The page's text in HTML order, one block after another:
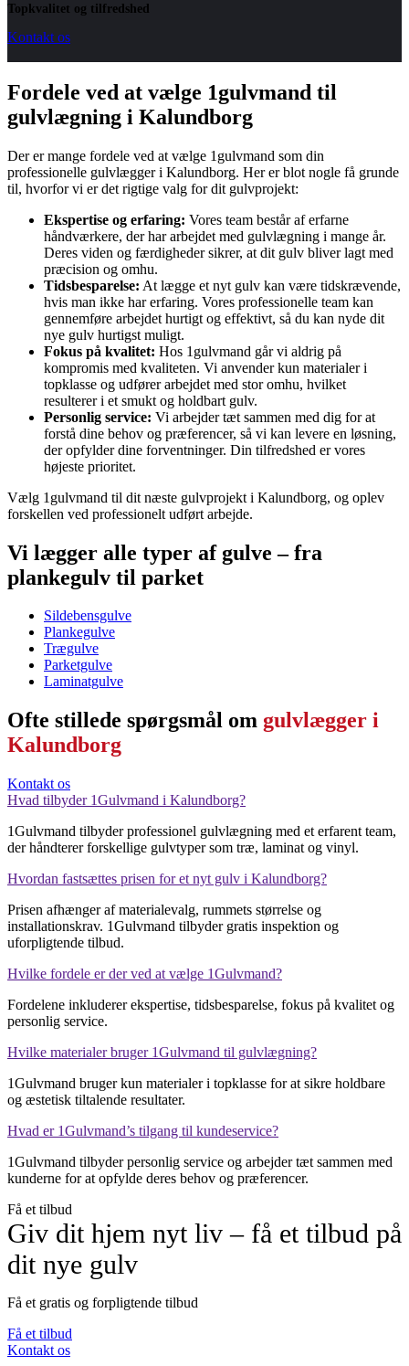
Topkvalitet og tilfredshed
Kontakt os
Fordele ved at vælge 1gulvmand til
gulvlægning i Kalundborg
Der er mange fordele ved at vælge 1gulvmand som din
professionelle gulvlægger i Kalundborg. Her er blot nogle få grunde
til, hvorfor vi er det rigtige valg for dit gulvprojekt:
Ekspertise og erfaring: Vores team består af erfarne
håndværkere, der har arbejdet med gulvlægning i mange år.
Deres viden og færdigheder sikrer, at dit gulv bliver lagt med
præcision og omhu.
Tidsbesparelse: At lægge et nyt gulv kan være tidskrævende,
hvis man ikke har erfaring. Vores professionelle team kan
gennemføre arbejdet hurtigt og effektivt, så du kan nyde dit
nye gulv hurtigst muligt.
Fokus på kvalitet: Hos 1gulvmand går vi aldrig på
kompromis med kvaliteten. Vi anvender kun materialer i
topklasse og udfører arbejdet med stor omhu, hvilket
resulterer i et smukt og holdbart gulv.
Personlig service: Vi arbejder tæt sammen med dig for at
forstå dine behov og præferencer, så vi kan levere en løsning,
der opfylder dine forventninger. Din tilfredshed er vores
højeste prioritet.
Vælg 1gulvmand til dit næste gulvprojekt i Kalundborg, og oplev
forskellen ved professionelt udført arbejde.
Vi lægger alle typer af gulve – fra
plankegulv til parket
Sildebensgulve
Plankegulve
Trægulve
Parketgulve
Laminatgulve
Ofte stillede spørgsmål om gulvlægger i
Kalundborg
Kontakt os
Hvad tilbyder 1Gulvmand i Kalundborg?
1Gulvmand tilbyder professionel gulvlægning med et erfarent team,
der håndterer forskellige gulvtyper som træ, laminat og vinyl.
Hvordan fastsættes prisen for et nyt gulv i Kalundborg?
Prisen afhænger af materialevalg, rummets størrelse og
installationskrav. 1Gulvmand tilbyder gratis inspektion og
uforpligtende tilbud.
Hvilke fordele er der ved at vælge 1Gulvmand?
Fordelene inkluderer ekspertise, tidsbesparelse, fokus på kvalitet og
personlig service.
Hvilke materialer bruger 1Gulvmand til gulvlægning?
1Gulvmand bruger kun materialer i topklasse for at sikre holdbare
og æstetisk tiltalende resultater.
Hvad er 1Gulvmand’s tilgang til kundeservice?
1Gulvmand tilbyder personlig service og arbejder tæt sammen med
kunderne for at opfylde deres behov og præferencer.
Få et tilbud
Giv dit hjem nyt liv – få et tilbud på
dit nye gulv
Få et gratis og forpligtende tilbud
Få et tilbud
Kontakt os